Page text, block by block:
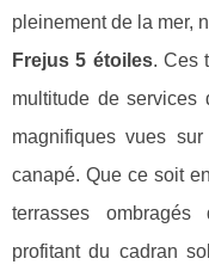
pleinement de la mer,
Frejus 5 étoiles. Ces
multitude de services
magnifiques vues
canapé. Que ce soit
terrasses
profitant du cadran